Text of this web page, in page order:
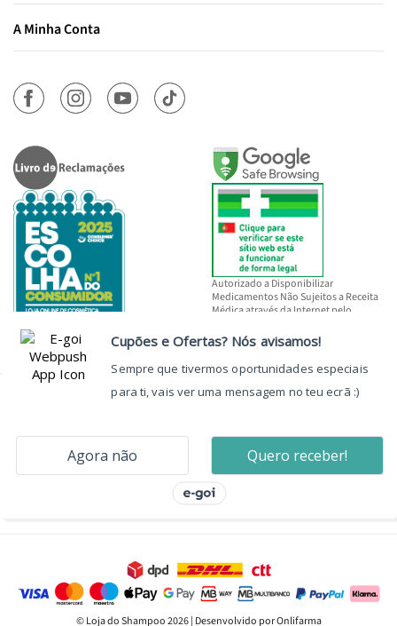
A Minha Conta
Autorizado a Disponibilizar
Medicamentos Não Sujeitos a Receita
Médica através da Internet pelo
© Loja do Shampoo 2026 | Desenvolvido por Onlifarma